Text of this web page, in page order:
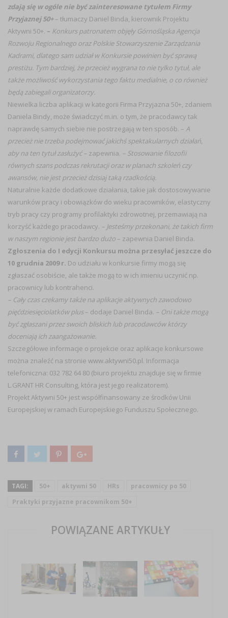
zdają się w ogóle nie być zainteresowane tytułem Firmy
Przyjaznej 50+ – tłumaczy Daniel Binda, kierownik Projektu
Aktywni 50+. – Konkurs patronatem objęły Górnośląska Agencja
Rozwoju Regionalnego oraz Polskie Stowarzyszenie Zarządzania
Kadrami, dlatego sam udział w Konkursie powinien być sprawą
prestiżu. Tym bardziej, że przecież wygrana to nie tylko tytuł, ale
także możliwość wykorzystania tego faktu medialnie, o co również
będą zabiegali organizatorzy.
Niewielka liczba aplikacji w kategorii Firma Przyjazna 50+, zdaniem
Daniela Bindy, może świadczyć m.in. o tym, że pracodawcy tak
naprawdę samych siebie nie postrzegają w ten sposób. – A
przecież nie trzeba podejmować jakichś spektakularnych działań,
aby na ten tytuł zasłużyć – zapewnia. – Stosowanie filozofii
równych szans podczas rekrutacji oraz w planach szkoleń czy
awansów, nie jest przecież dzisiaj taką rzadkością.
Naturalnie każde dodatkowe działania, takie jak dostosowywanie
warunków pracy i obowiązków do wieku pracowników, elastyczny
tryb pracy czy programy profilaktyki zdrowotnej, przemawiają na
korzyść każdego pracodawcy. – Jesteśmy przekonani, że takich firm
w naszym regionie jest bardzo dużo – zapewnia Daniel Binda.
Zgłoszenia do I edycji Konkursu można przesyłać jeszcze do
10 grudnia 2009 r. Do udziału w konkursie firmy mogą się
zgłaszać osobiście, ale także mogą to w ich imieniu uczynić np.
pracownicy lub kontrahenci.
– Cały czas czekamy także na aplikacje aktywnych zawodowo
pięćdziesięciolatków plus– dodaje Daniel Binda. – Oni także mogą
być zgłaszani przez swoich bliskich lub pracodawców którzy
doceniają ich zaangażowanie.
Szczegółowe informacje o projekcie oraz aplikacje konkursowe
można znaleźć na stronie www.aktywni50.pl. Informacja
telefoniczna: 032 782 64 80 (biuro projektu znajduje się w firmie
L.GRANT HR Consulting, która jest jego realizatorem).
Projekt Aktywni 50+ jest współfinansowany ze środków Unii
Europejskiej w ramach Europejskiego Funduszu Społecznego.
TAGI: 50+ aktywni 50 HRs
pracownicy po 50
Praktyki przyjazne pracownikom 50+
POWIĄZANE ARTYKUŁY